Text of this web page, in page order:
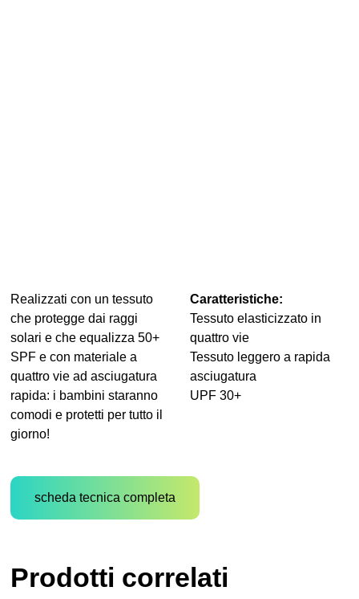
Realizzati con un tessuto
che protegge dai raggi
solari e che equalizza 50+
SPF e con materiale a
quattro vie ad asciugatura
rapida: i bambini staranno
comodi e protetti per tutto il
giorno!
Caratteristiche:
Tessuto elasticizzato in
quattro vie
Tessuto leggero a rapida
asciugatura
UPF 30+
scheda tecnica completa
Prodotti correlati